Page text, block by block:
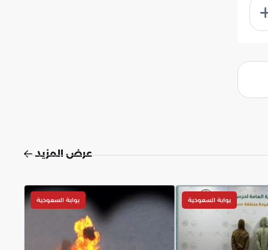
عرض المزيد
بوابة السعودية بوابة السعودية